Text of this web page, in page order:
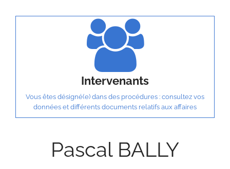
Intervenants
Vous êtes désigné(e) dans des procédures : consultez vos
données et différents documents relatifs aux affaires
Pascal BALLY